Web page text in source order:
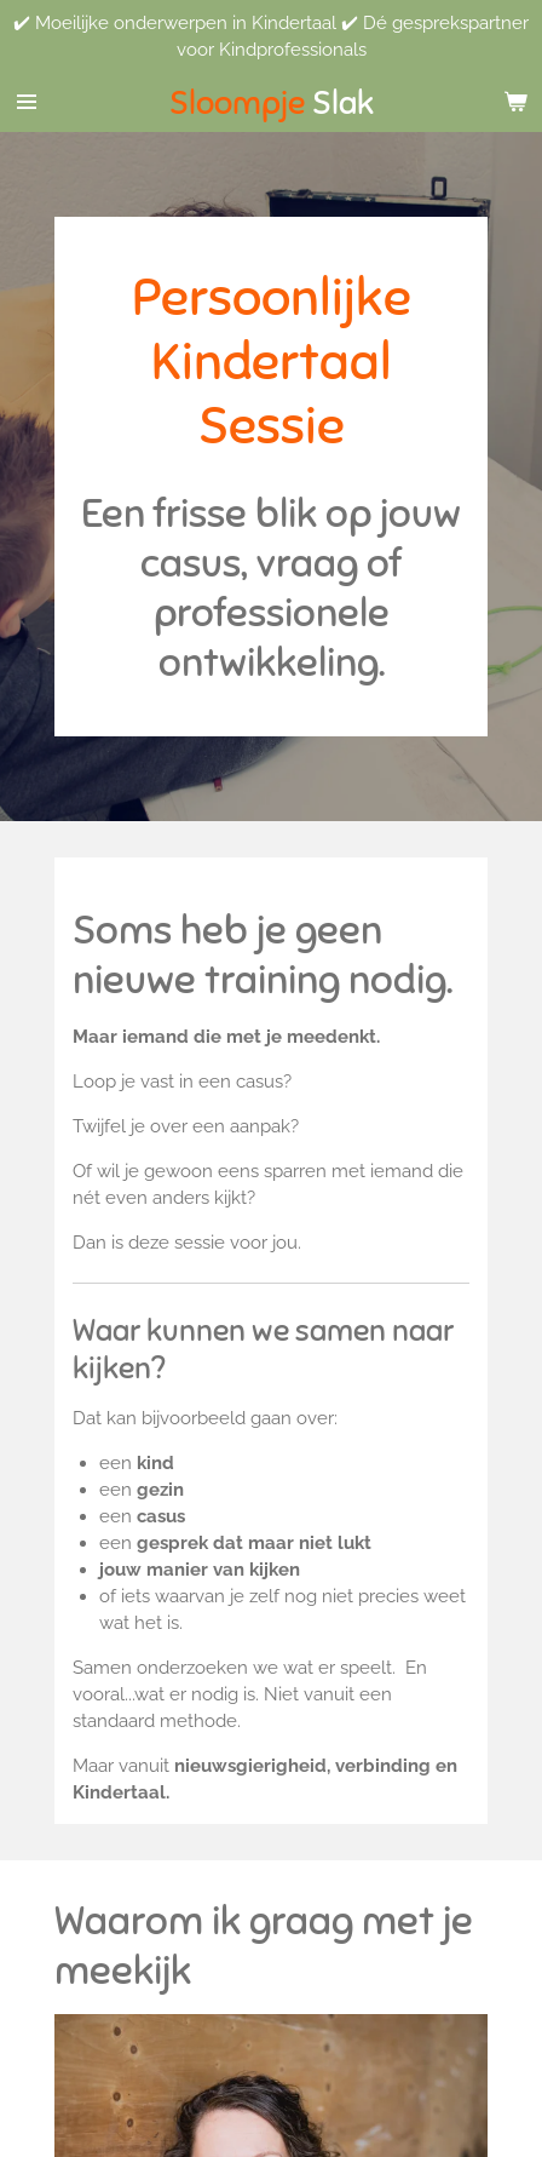
Ga
de
hoofdinhoud
Sloompje Slak
✔️ Moeilijke onderwerpen in Kindertaal ✔️ Dé gesprekspartner
voor Kindprofessionals
Persoonlijke
Kindertaal
Sessie
Een frisse blik op jouw
casus, vraag of
professionele
ontwikkeling.
Soms heb je geen
nieuwe training nodig.
Maar iemand die met je meedenkt.
Loop je vast in een casus?
Twijfel je over een aanpak?
Of wil je gewoon eens sparren met iemand die
nét even anders kijkt?
Dan is deze sessie voor jou.
Waar kunnen we samen naar
kijken?
Dat kan bijvoorbeeld gaan over:
een kind
eengezin
eencasus
eengesprek dat maar niet lukt
jouw manier van kijken
of iets waarvan je zelf nog niet precies weet
wat het is.
Samen onderzoeken we wat er speelt. En
vooral...wat er nodig is. Niet vanuit een
standaard methode.
Maar vanuit nieuwsgierigheid, verbinding en
Kindertaal.
Waarom ik graag met je
meekijk